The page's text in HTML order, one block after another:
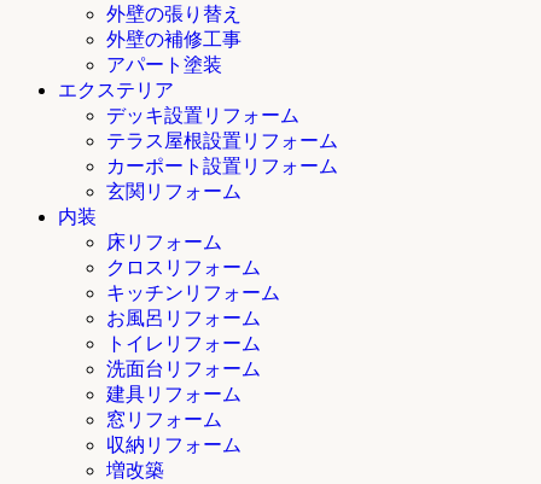
外壁の張り替え
外壁の補修工事
アパート塗装
エクステリア
デッキ設置リフォーム
テラス屋根設置リフォーム
カーポート設置リフォーム
玄関リフォーム
内装
床リフォーム
クロスリフォーム
キッチンリフォーム
お風呂リフォーム
トイレリフォーム
洗面台リフォーム
建具リフォーム
窓リフォーム
収納リフォーム
増改築